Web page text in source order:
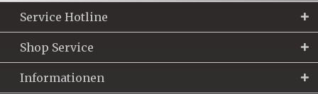
Service Hotline
Shop Service
Informationen